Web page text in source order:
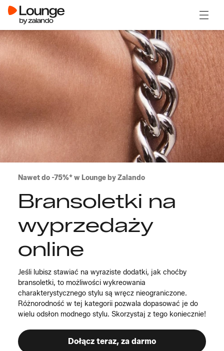
Nawet do -75%* w Lounge by Zalando
Bransoletki na
wyprzedaży
online
Jeśli lubisz stawiać na wyraziste dodatki, jak choćby
bransoletki, to możliwości wykreowania
charakterystycznego stylu są wręcz nieograniczone.
Różnorodność w tej kategorii pozwala dopasować je do
wielu odsłon modnego stylu. Skorzystaj z tego koniecznie!
Dołącz teraz, za darmo